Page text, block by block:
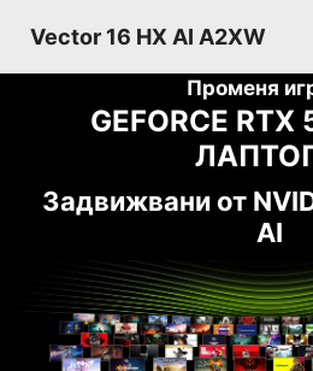
Vector 16 HX AI A2XW
Променя
GEFORCE RTX
Задвижвани от
AI